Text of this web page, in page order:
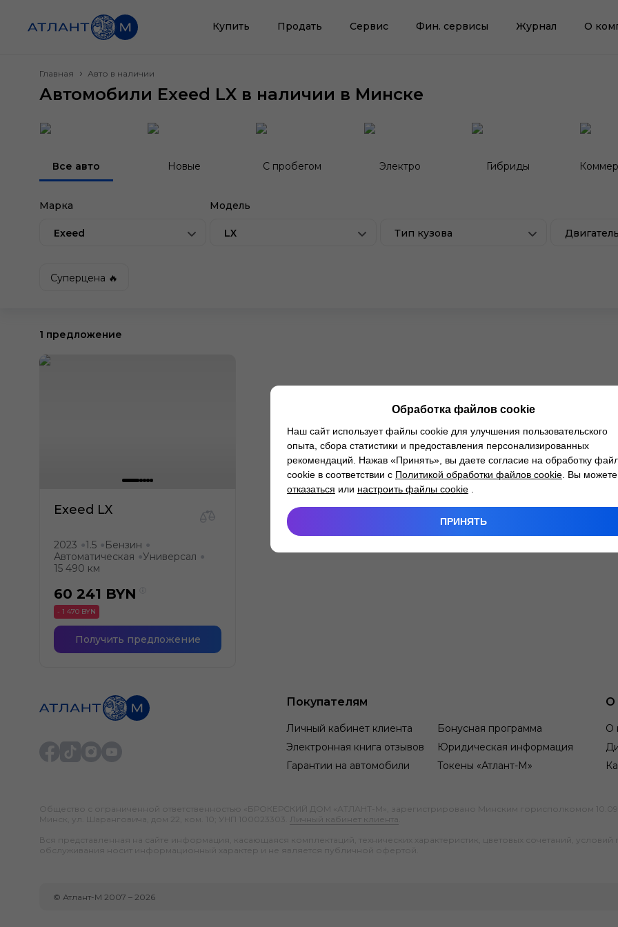
Купить Продать Сервис Фин. сервисы Журнал О
Главная Авто в наличии
Автомобили Exeed LX в наличии в Минске
Все авто Новые С пробегом Электро Гибриды
Марка
Exeed
Модель
LX Тип кузова Двигатель
Суперцена 🔥
1 предложение
Exeed LX
2023 ●1.5 ● Бензин ●
Автоматическая ●Универсал ●
15 490 км
60 241 BYN
- 1 470 BYN
Получить предложение
Покупателям
Личный кабинет клиента
Бонусная программа
Электронная книга отзывов
Юридическая информация
Гарантии на автомобили
Токены «Атлант-М»
О
О
Общество с ограниченной ответственностью «БРОКЕРСКИЙ ДОМ «АТЛАНТ-М», зарегистрировано Минским горисполкомом
Минск, ул. Шаранговича, дом 22, ком. 10; УНП 100023303.
Личный кабинет клиента
Вся представленная на сайте информация, касающаяся комплектаций, технических характеристик, цветовых сочетаний, условий
обслуживания носит информационный характер и не является публичной офертой.
© Атлант-М 2007 – 2026
Обработка файлов cookie
Наш сайт использует файлы cookie для улучшения пользовательского
опыта, сбора статистики и предоставления персонализированных
рекомендаций. Нажав «Принять», вы даете согласие на обработку
cookie в соответствии с Политикой обработки файлов cookie . Вы можете
отказаться или настроить файлы cookie
ПРИНЯТЬ